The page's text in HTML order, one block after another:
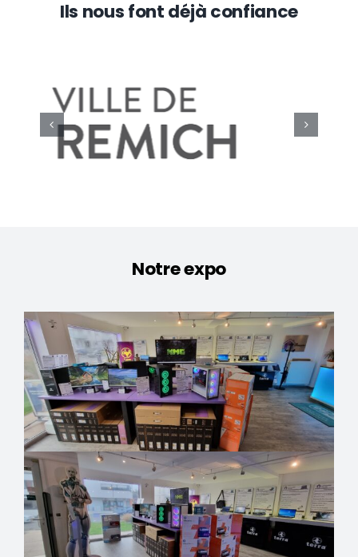
Ils nous font déjà confiance
Notre expo